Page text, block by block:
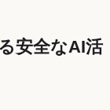
安全なAI活